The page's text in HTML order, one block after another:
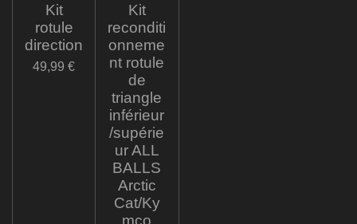
Kit
rotule
direction
49,99 €
Kit
reconditi
onneme
nt rotule
de
triangle
inférieur
/supérie
ur ALL
BALLS
Arctic
Cat/Ky
mco